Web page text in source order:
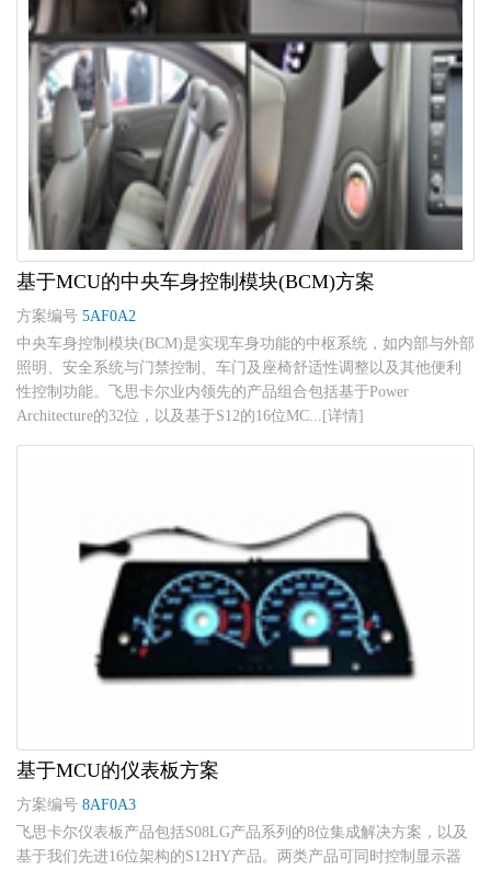
基于MCU的中央车身控制模块(BCM)方案
方案编号 5AF0A2
中央车身控制模块(BCM)是实现车身功能的中枢系统，如内部与外部
照明、安全系统与门禁控制、车门及座椅舒适性调整以及其他便利
性控制功能。飞思卡尔业内领先的产品组合包括基于Power
Architecture的32位，以及基于S12的16位MC...[详情]
基于MCU的仪表板方案
方案编号 8AF0A3
飞思卡尔仪表板产品包括S08LG产品系列的8位集成解决方案，以及
基于我们先进16位架构的S12HY产品。两类产品可同时控制显示器